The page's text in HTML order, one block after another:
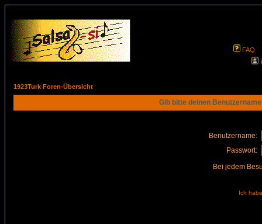
FAQ
1923Turk Foren-Übersicht
Gib bitte deinen
Benutzername:
Passwort:
Bei jedem
Ich